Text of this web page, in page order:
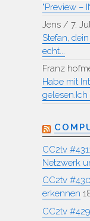
"Preview –
Jens / 7.
Stefan,
echt...
Franz
Habe mit
CC2tv
Netzwerk
CC2tv
erkennen
CC2tv